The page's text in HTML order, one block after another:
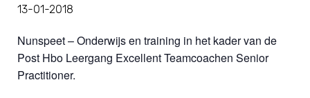
13-01-2018
Nunspeet – Onderwijs en training in het kader van de
Post Hbo Leergang Excellent Teamcoachen Senior
Practitioner.